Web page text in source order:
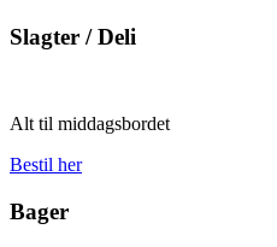
Slagter / Deli
Alt til middagsbordet
Bestil her
Bager